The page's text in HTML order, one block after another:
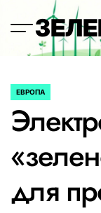
содержимому
ОПУБЛИКОВАНО
ЕВРОПА
для